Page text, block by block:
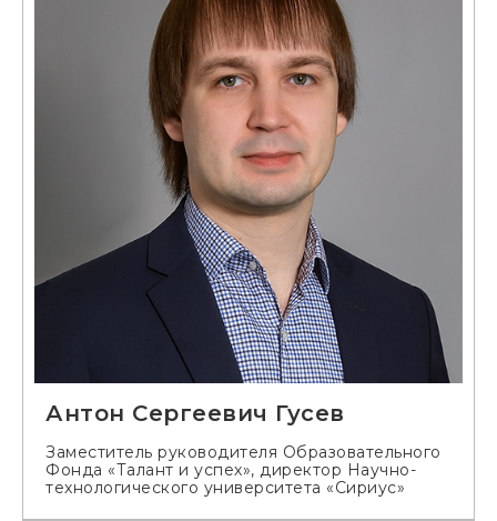
Антон Сергеевич Гусев
Заместитель руководителя Образовательного
Фонда «Талант и успех», директор Научно-
технологического университета «Сириус»